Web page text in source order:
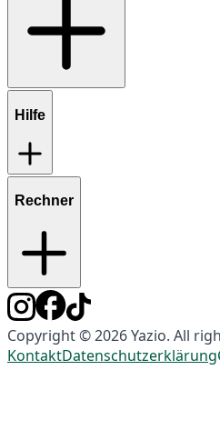
Hilfe
Rechner
Copyright © 2026 Yazio. All
KontaktDatenschutzerklärung